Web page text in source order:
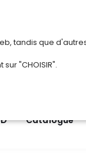
Catalogue
tandis que
"CHOISIR".